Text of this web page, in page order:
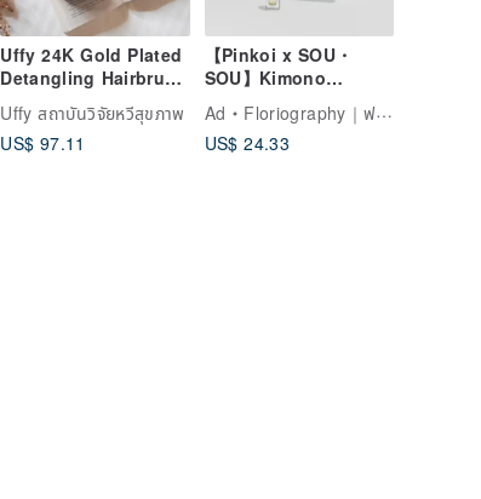
Uffy 24K Gold Plated
Detangling Hairbrush
- Scalp Massager -
Walnut Wood
Uffy สถาบันวิจัยหวีสุขภาพ
US$ 97.11
【Pinkoi x SOU・
SOU】Kimono
Perfume | No. 37
Bamboo Mist Eau de
Toilette
Ad
Floriography｜ฟลอริโอกราฟี
US$ 24.33